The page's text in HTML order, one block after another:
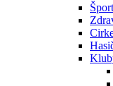
Šport